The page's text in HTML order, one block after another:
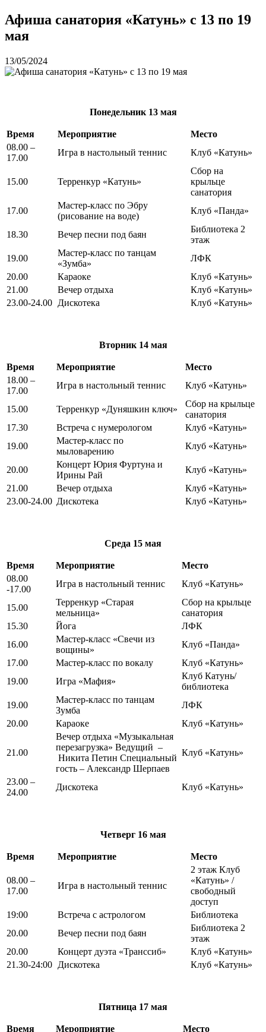
Афиша санатория «Катунь» с 13 по 19
мая
13/05/2024
Понедельник 13 мая
Время Мероприятие
Место
08.00 –
17.00
Игра в настольный теннис Клуб «Катунь»
15.00 Терренкур «Катунь»
Сбор на
крыльце
санатория
17.00
Мастер-класс по Эбру
(рисование на воде)
Клуб «Панда»
18.30 Вечер песни под баян
Библиотека 2
этаж
19.00
Мастер-класс по танцам
«Зумба»
ЛФК
20.00
Караоке
Клуб «Катунь»
21.00
Вечер отдыха
Клуб «Катунь»
23.00-24.00 Дискотека Клуб «Катунь»
Вторник 14 мая
Время Мероприятие
Место
18.00 –
17.00
Игра в настольный теннис Клуб «Катунь»
15.00 Терренкур «Дуняшкин ключ»
Сбор на крыльце
санатория
17.30
Встреча с нумерологом
Клуб «Катунь»
19.00
Мастер-класс по
мыловарению
Клуб «Катунь»
20.00
Концерт Юрия Фуртуна и
Ирины Рай
Клуб «Катунь»
21.00
Вечер отдыха
Клуб «Катунь»
23.00-24.00 Дискотека Клуб «Катунь»
Среда 15 мая
Время Мероприятие
Место
08.00
-17.00
Игра в настольный теннис Клуб «Катунь»
15.00
Терренкур «Старая
мельница»
Сбор на крыльце
санатория
15.30
Йога
ЛФК
16.00
Мастер-класс «Свечи из
вощины»
Клуб «Панда»
17.00
Мастер-класс по вокалу
Клуб «Катунь»
19.00
Игра «Мафия»
Клуб Катунь/
библиотека
19.00
Мастер-класс по танцам
Зумба
ЛФК
20.00
Караоке Клуб «Катунь»
21.00
Вечер отдыха «Музыкальная
перезагрузка» Ведущий –
Никита Петин Специальный
гость – Александр Шерпаев
Клуб «Катунь»
23.00 –
24.00
Дискотека Клуб «Катунь»
Четверг 16 мая
Время Мероприятие Место
08.00 –
17.00
Игра в настольный теннис
2 этаж Клуб
«Катунь» /
свободный
доступ
19:00
Встреча с астрологом
Библиотека
20.00
Вечер песни под баян
Библиотека 2
этаж
20.00
Концерт дуэта «Транссиб»
Клуб «Катунь»
21.30-24:00 Дискотека Клуб «Катунь»
Пятница 17 мая
Время Мероприятие Место